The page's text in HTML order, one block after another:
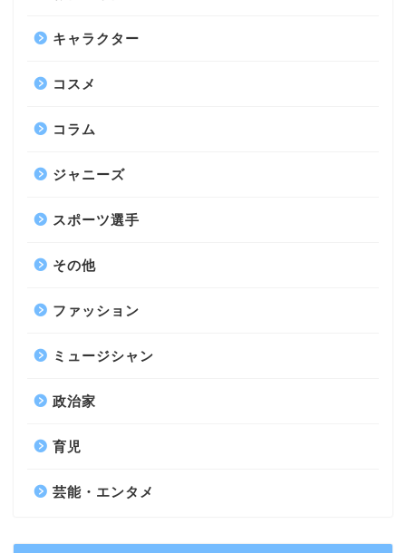
キャラクター
コスメ
コラム
ジャニーズ
スポーツ選手
その他
ファッション
ミュージシャン
政治家
育児
芸能・エンタメ